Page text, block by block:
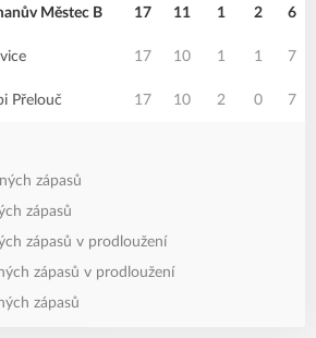
Městec B 17 11 1 2 6
17 10 1 1 7
Přelouč 17 10 2 0 7
zápasů
zápasů
zápasů v prodloužení
zápasů v prodloužení
zápasů